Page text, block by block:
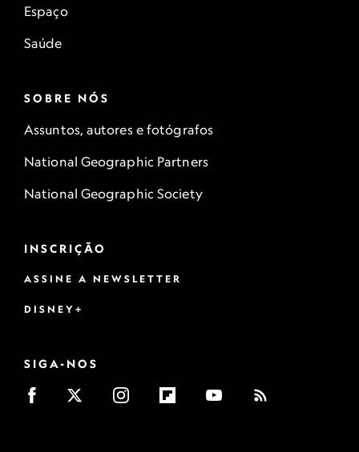
Espaço
Saúde
SOBRE NÓS
Assuntos, autores e fotógrafos
National Geographic Partners
National Geographic Society
INSCRIÇÃO
ASSINE A NEWSLETTER
DISNEY+
SIGA-NOS